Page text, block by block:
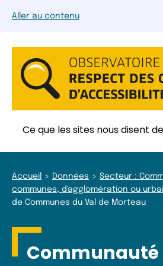
Aller au contenu
Ce que les sites nous disent
Accueil Données
Secteur :
communes, d'agglomération ou
de Communes du Val de Morteau
Communauté